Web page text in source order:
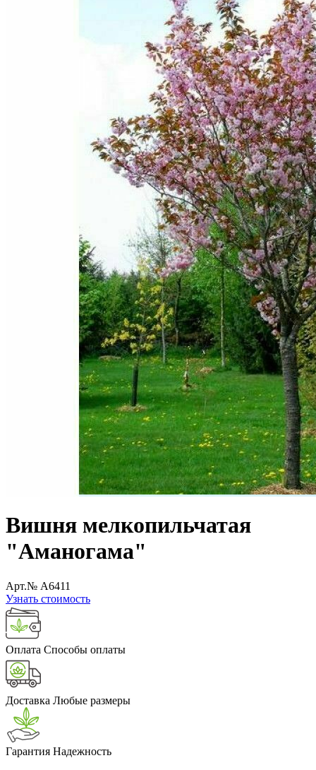
Вишня мелкопильчатая
"Аманогама"
Арт.№ A6411
Узнать стоимость
Оплата Способы оплаты
Доставка Любые размеры
Гарантия Надежность